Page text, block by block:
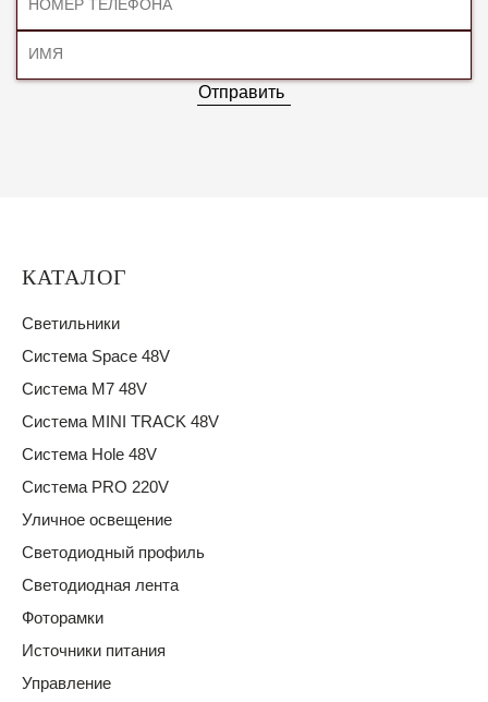
Отправить
КАТАЛОГ
Светильники
Система Space 48V
Система M7 48V
Система MINI TRACK 48V
Система Hole 48V
Система PRO 220V
Уличное освещение
Светодиодный профиль
Светодиодная лента
Фоторамки
Источники питания
Управление